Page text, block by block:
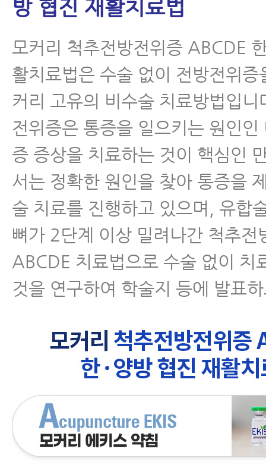
방 협진 재활치료법
모커리 척추전방전위증 ABCDE
활치료법은 수술 없이 전방전위증
커리 고유의 비수술 치료방법입니
전위증은 통증을 일으키는 원인인
증 증상을 치료하는 것이 핵심인
서는 정확한 원인을 찾아 통증을
술 치료를 진행하고 있으며, 유합
뼈가 2단계 이상 밀려나간 척추전
ABCDE 치료법으로 수술 없이 치
것을 연구하여 학술지 등에 발표